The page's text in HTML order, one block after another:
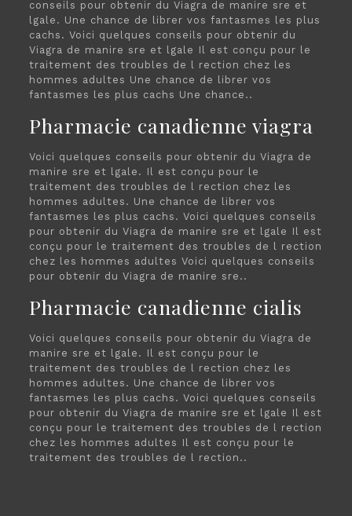
conseils pour obtenir du Viagra de manire sre et
lgale. Une chance de librer vos fantasmes les plus
cachs. Voici quelques conseils pour obtenir du
Viagra de manire sre et lgale Il est conçu pour le
traitement des troubles de l rection chez les
hommes adultes Une chance de librer vos
fantasmes les plus cachs Une chance..
Pharmacie canadienne viagra
Voici quelques conseils pour obtenir du Viagra de
manire sre et lgale. Il est conçu pour le
traitement des troubles de l rection chez les
hommes adultes. Une chance de librer vos
fantasmes les plus cachs. Voici quelques conseils
pour obtenir du Viagra de manire sre et lgale Il est
conçu pour le traitement des troubles de l rection
chez les hommes adultes Voici quelques conseils
pour obtenir du Viagra de manire sre..
Pharmacie canadienne cialis
Voici quelques conseils pour obtenir du Viagra de
manire sre et lgale. Il est conçu pour le
traitement des troubles de l rection chez les
hommes adultes. Une chance de librer vos
fantasmes les plus cachs. Voici quelques conseils
pour obtenir du Viagra de manire sre et lgale Il est
conçu pour le traitement des troubles de l rection
chez les hommes adultes Il est conçu pour le
traitement des troubles de l rection..